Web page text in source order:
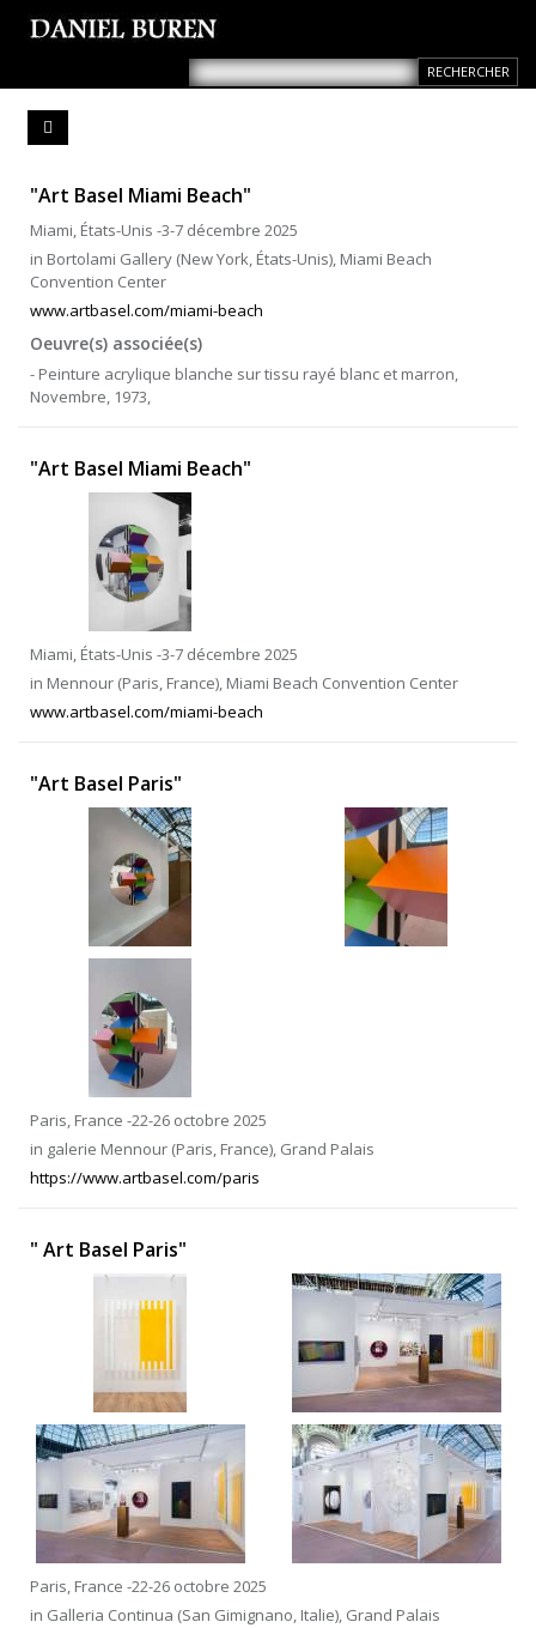
"Art Basel Miami Beach"
Miami, États-Unis -3-7 décembre 2025
in Bortolami Gallery (New York, États-Unis), Miami Beach
Convention Center
www.artbasel.com/miami-beach
Oeuvre(s) associée(s)
- Peinture acrylique blanche sur tissu rayé blanc et marron,
Novembre, 1973,
"Art Basel Miami Beach"
Miami, États-Unis -3-7 décembre 2025
in Mennour (Paris, France), Miami Beach Convention Center
www.artbasel.com/miami-beach
"Art Basel Paris"
Paris, France -22-26 octobre 2025
in galerie Mennour (Paris, France), Grand Palais
https://www.artbasel.com/paris
" Art Basel Paris"
Paris, France -22-26 octobre 2025
in Galleria Continua (San Gimignano, Italie), Grand Palais